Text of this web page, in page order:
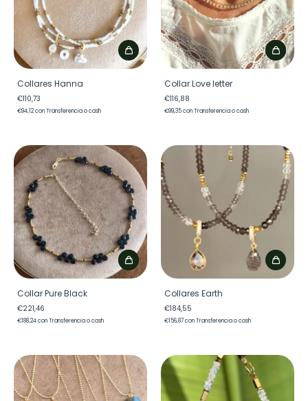
Collares Hanna
€110,73
€94,12conTransferencia o cash
Collar Love letter
€116,88
€99,35conTransferencia o cash
Collar Pure Black
€221,46
€188,24conTransferencia o cash
Collares Earth
€184,55
€156,87conTransferencia o cash